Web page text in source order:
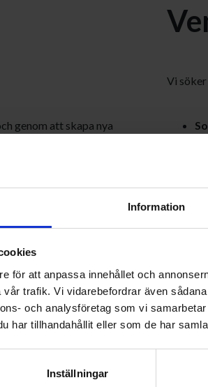
Information
för att anpassa innehållet och
trafik. Vi vidarebefordrar även
och analysföretag som vi
har tillhandahållit eller som de har
Inställningar
genom att skapa nya
får stöd av teknisk support
ger dig möjligheten att
Vi söker
Har du
fördel!